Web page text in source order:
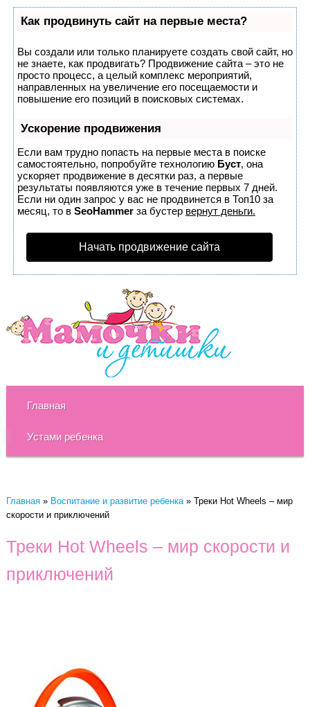
Как продвинуть сайт на первые места?
Вы создали или только планируете создать свой сайт, но
не знаете, как продвигать? Продвижение сайта – это не
просто процесс, а целый комплекс мероприятий,
направленных на увеличение его посещаемости и
повышение его позиций в поисковых системах.
Ускорение продвижения
Если вам трудно попасть на первые места в поиске
самостоятельно, попробуйте технологию Буст, она
ускоряет продвижение в десятки раз, а первые
результаты появляются уже в течение первых 7 дней.
Если ни один запрос у вас не продвинется в Топ10 за
месяц, то в SeoHammerза бустер вернут деньги.
Начать продвижение сайта
Главная
Устами ребенка
Главная» Воспитание и развитие ребенка» Треки Hot Wheels – мир
скорости и приключений
Треки Hot Wheels – мир скорости и
приключений